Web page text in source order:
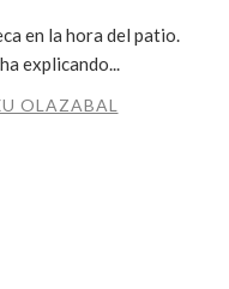
en la hora del patio.
explicando...
OLAZABAL